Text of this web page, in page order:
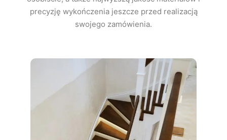
precyzję wykończenia jeszcze przed realizacją
swojego zamówienia.